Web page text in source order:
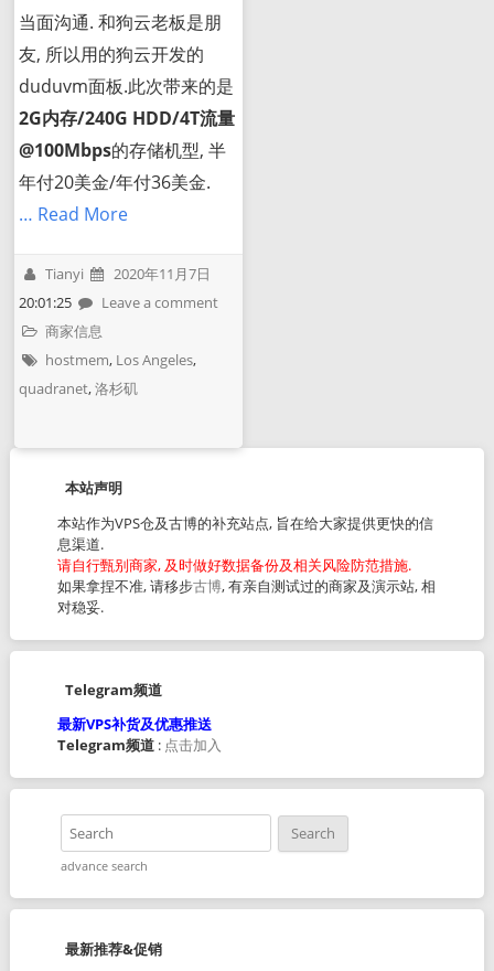
当面沟通. 和狗云老板是朋
友, 所以用的狗云开发的
duduvm面板.此次带来的是
2G内存/240G HDD/4T流量
@100Mbps的存储机型, 半
年付20美金/年付36美金.
… Read More
Tianyi
2020年11月7日
20:01:25
Leave a comment
商家信息
hostmem, Los Angeles,
quadranet,洛杉矶
本站声明
本站作为VPS仓及古博的补充站点, 旨在给大家提供更快的信
息渠道.
请自行甄别商家, 及时做好数据备份及相关风险防范措施.
如果拿捏不准, 请移步古博, 有亲自测试过的商家及演示站, 相
对稳妥.
Telegram频道
最新VPS补货及优惠推送
Telegram频道: 点击加入
advance search
最新推荐&促销